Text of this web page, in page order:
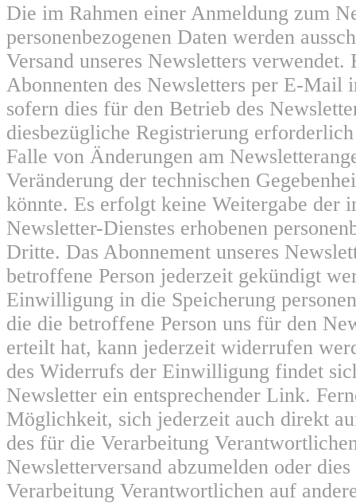
Die im Rahmen einer Anmeldung zum
personenbezogenen Daten werden
Versand unseres Newsletters verwendet.
Abonnenten des Newsletters per E-Mail
sofern dies für den Betrieb des
diesbezügliche Registrierung
Falle von Änderungen am
Veränderung der technischen
könnte. Es erfolgt keine Weitergabe der
Newsletter-Dienstes erhobenen
Dritte. Das Abonnement unseres
betroffene Person jederzeit gekündigt
Einwilligung in die Speicherung
die die betroffene Person uns für den
erteilt hat, kann jederzeit widerrufen
des Widerrufs der Einwilligung findet
Newsletter ein entsprechender Link.
Möglichkeit, sich jederzeit auch direkt
des für die Verarbeitung
Newsletterversand abzumelden oder
Verarbeitung Verantwortlichen auf